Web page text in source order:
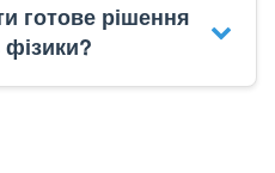
готове рішення
фізики?